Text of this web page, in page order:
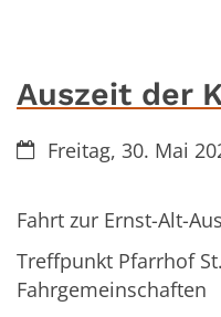
Auszeit der
Datum:Freitag, 30. Mai
Fahrt zur Ernst-Alt-
Treffpunkt Pfarrhof
Fahrgemeinschaften